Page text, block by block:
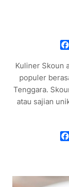
Kuliner Skoun
populer
Tenggara.
atau sajian